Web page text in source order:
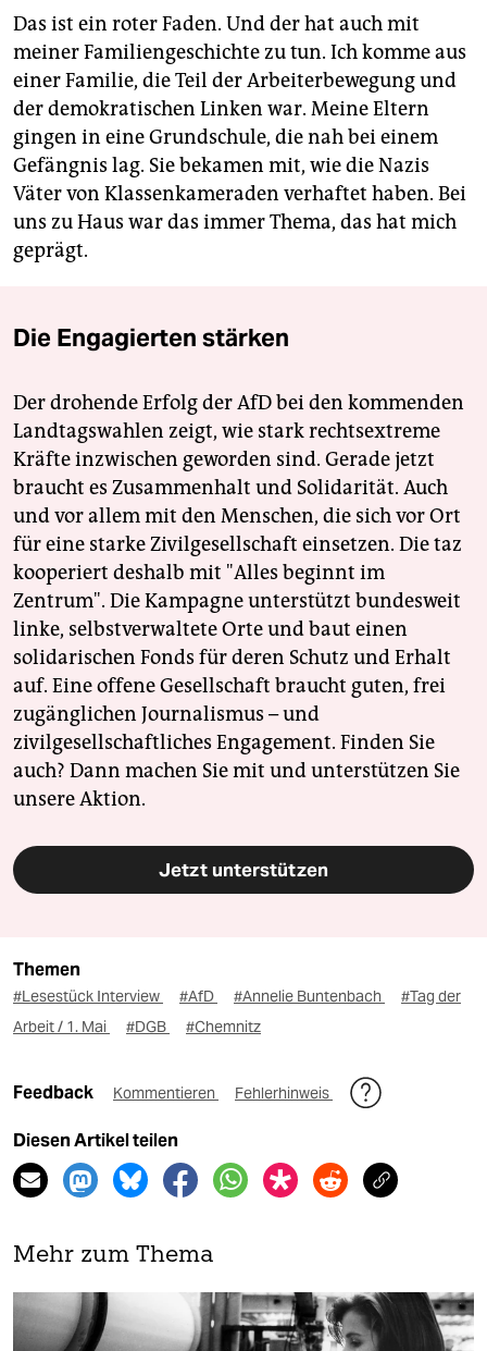
Das ist ein roter Faden. Und der hat auch mit
meiner Familiengeschichte zu tun. Ich komme aus
einer Familie, die Teil der Arbeiterbewegung und
der demokratischen Linken war. Meine Eltern
gingen in eine Grundschule, die nah bei einem
Gefängnis lag. Sie bekamen mit, wie die Nazis
Väter von Klassenkameraden verhaftet haben. Bei
uns zu Haus war das immer Thema, das hat mich
geprägt.
Die Engagierten stärken
Der drohende Erfolg der AfD bei den kommenden
Landtagswahlen zeigt, wie stark rechtsextreme
Kräfte inzwischen geworden sind. Gerade jetzt
braucht es Zusammenhalt und Solidarität. Auch
und vor allem mit den Menschen, die sich vor Ort
für eine starke Zivilgesellschaft einsetzen. Die taz
kooperiert deshalb mit "Alles beginnt im
Zentrum". Die Kampagne unterstützt bundesweit
linke, selbstverwaltete Orte und baut einen
solidarischen Fonds für deren Schutz und Erhalt
auf. Eine offene Gesellschaft braucht guten, frei
zugänglichen Journalismus – und
zivilgesellschaftliches Engagement. Finden Sie
auch? Dann machen Sie mit und unterstützen Sie
unsere Aktion.
Jetzt unterstützen
Themen
#Lesestück Interview #AfD #Annelie Buntenbach
#Tag der
Arbeit / 1. Mai
#DGB #Chemnitz
Feedback Kommentieren Fehlerhinweis
Diesen Artikel teilen
Mehr zum Thema